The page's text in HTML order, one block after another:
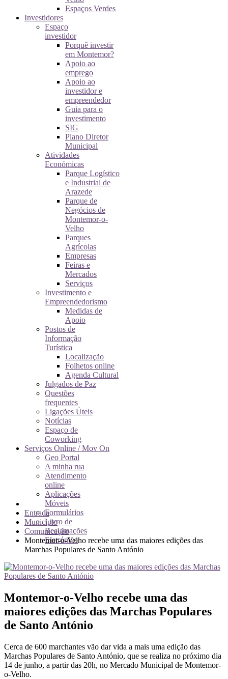
Espaços Verdes
Investidores
Espaço
investidor
Porquê investir
em Montemor?
Apoio ao
emprego
Apoio ao
investidor e
empreendedor
Guia para o
investimento
SIG
Plano Diretor
Municipal
Atividades
Económicas
Parque Logístico
e Industrial de
Arazede
Parque de
Negócios de
Montemor-o-
Velho
Parques
Agrícolas
Empresas
Feiras e
Mercados
Serviços
Investimento e
Empreendedorismo
Medidas de
Apoio
Postos de
Informação
Turística
Localização
Folhetos online
Agenda Cultural
Julgados de Paz
Questões
frequentes
Ligações Úteis
Notícias
Espaço de
Coworking
Serviços Online / Mov On
Geo Portal
A minha rua
Atendimento
online
Aplicações
Móveis
Formulários
Livro de
Reclamações
Eletrónico
Entrada
Município
Comunicação
Montemor-o-Velho recebe uma das maiores edições das
Marchas Populares de Santo António
Montemor-o-Velho recebe uma das
maiores edições das Marchas Populares
de Santo António
Cerca de 600 marchantes vão dar vida a mais uma edição das
Marchas Populares de Santo António, que se realiza no próximo dia
14 de junho, a partir das 20h, no Mercado Municipal de Montemor-
o-Velho.